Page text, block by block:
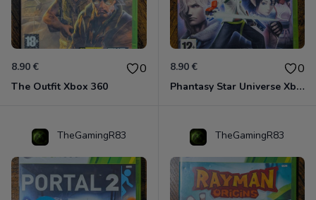
8.90 € 0
The Outfit Xbox 360
8.90 € 0
Phantasy Star Universe Xbox 360
TheGamingR83 TheGamingR83